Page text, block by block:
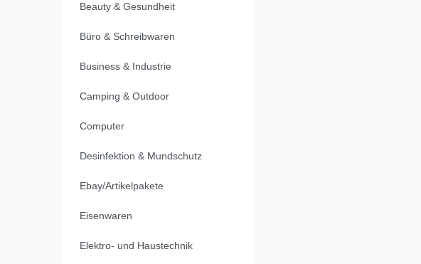
Beauty & Gesundheit
Büro & Schreibwaren
Business & Industrie
Camping & Outdoor
Computer
Desinfektion & Mundschutz
Ebay/Artikelpakete
Eisenwaren
Elektro- und Haustechnik